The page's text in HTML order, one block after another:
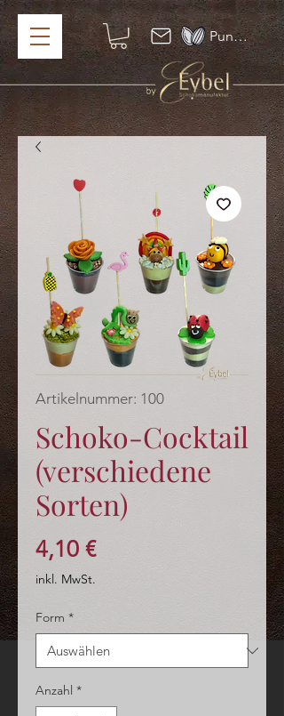
Punkte ansehen
Artikelnummer: 100
Schoko-Cocktail
(verschiedene
Sorten)
4,10 €Preis
inkl. MwSt.
Form *
Anzahl *